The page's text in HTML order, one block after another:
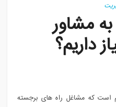
به مشاور
داریم؟
است که مشاغل راه های برجسته